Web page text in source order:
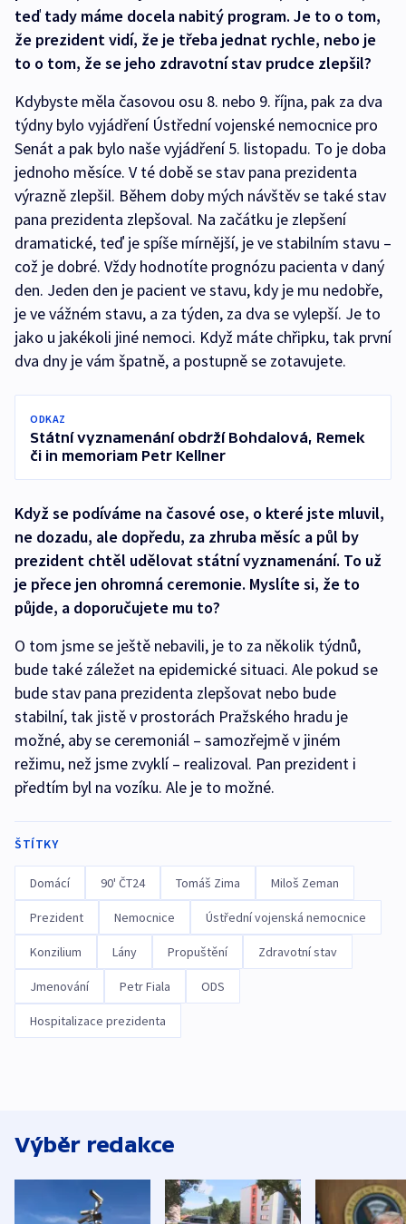
teď tady máme docela nabitý program. Je to o tom,
že prezident vidí, že je třeba jednat rychle, nebo je
to o tom, že se jeho zdravotní stav prudce zlepšil?
Kdybyste měla časovou osu 8. nebo 9. října, pak za dva
týdny bylo vyjádření Ústřední vojenské nemocnice pro
Senát a pak bylo naše vyjádření 5. listopadu. To je doba
jednoho měsíce. V té době se stav pana prezidenta
výrazně zlepšil. Během doby mých návštěv se také stav
pana prezidenta zlepšoval. Na začátku je zlepšení
dramatické, teď je spíše mírnější, je ve stabilním stavu –
což je dobré. Vždy hodnotíte prognózu pacienta v daný
den. Jeden den je pacient ve stavu, kdy je mu nedobře,
je ve vážném stavu, a za týden, za dva se vylepší. Je to
jako u jakékoli jiné nemoci. Když máte chřipku, tak první
dva dny je vám špatně, a postupně se zotavujete.
ODKAZ
Státní vyznamenání obdrží Bohdalová, Remek
či in memoriam Petr Kellner
Když se podíváme na časové ose, o které jste mluvil,
ne dozadu, ale dopředu, za zhruba měsíc a půl by
prezident chtěl udělovat státní vyznamenání. To už
je přece jen ohromná ceremonie. Myslíte si, že to
půjde, a doporučujete mu to?
O tom jsme se ještě nebavili, je to za několik týdnů,
bude také záležet na epidemické situaci. Ale pokud se
bude stav pana prezidenta zlepšovat nebo bude
stabilní, tak jistě v prostorách Pražského hradu je
možné, aby se ceremoniál – samozřejmě v jiném
režimu, než jsme zvyklí – realizoval. Pan prezident i
předtím byl na vozíku. Ale je to možné.
ŠTÍTKY
Domácí 90' ČT24 Tomáš Zima Miloš Zeman
Prezident Nemocnice Ústřední vojenská nemocnice
Konzilium Lány Propuštění Zdravotní stav
Jmenování Petr Fiala ODS
Hospitalizace prezidenta
Výběr redakce